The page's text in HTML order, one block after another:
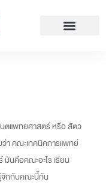
ตแพทยศาสตร์ หรือ สัตว
า คณะเทคนิคการแพทย์
มันคือคณะอะไร เรียน
จักกับคณะนี้กัน